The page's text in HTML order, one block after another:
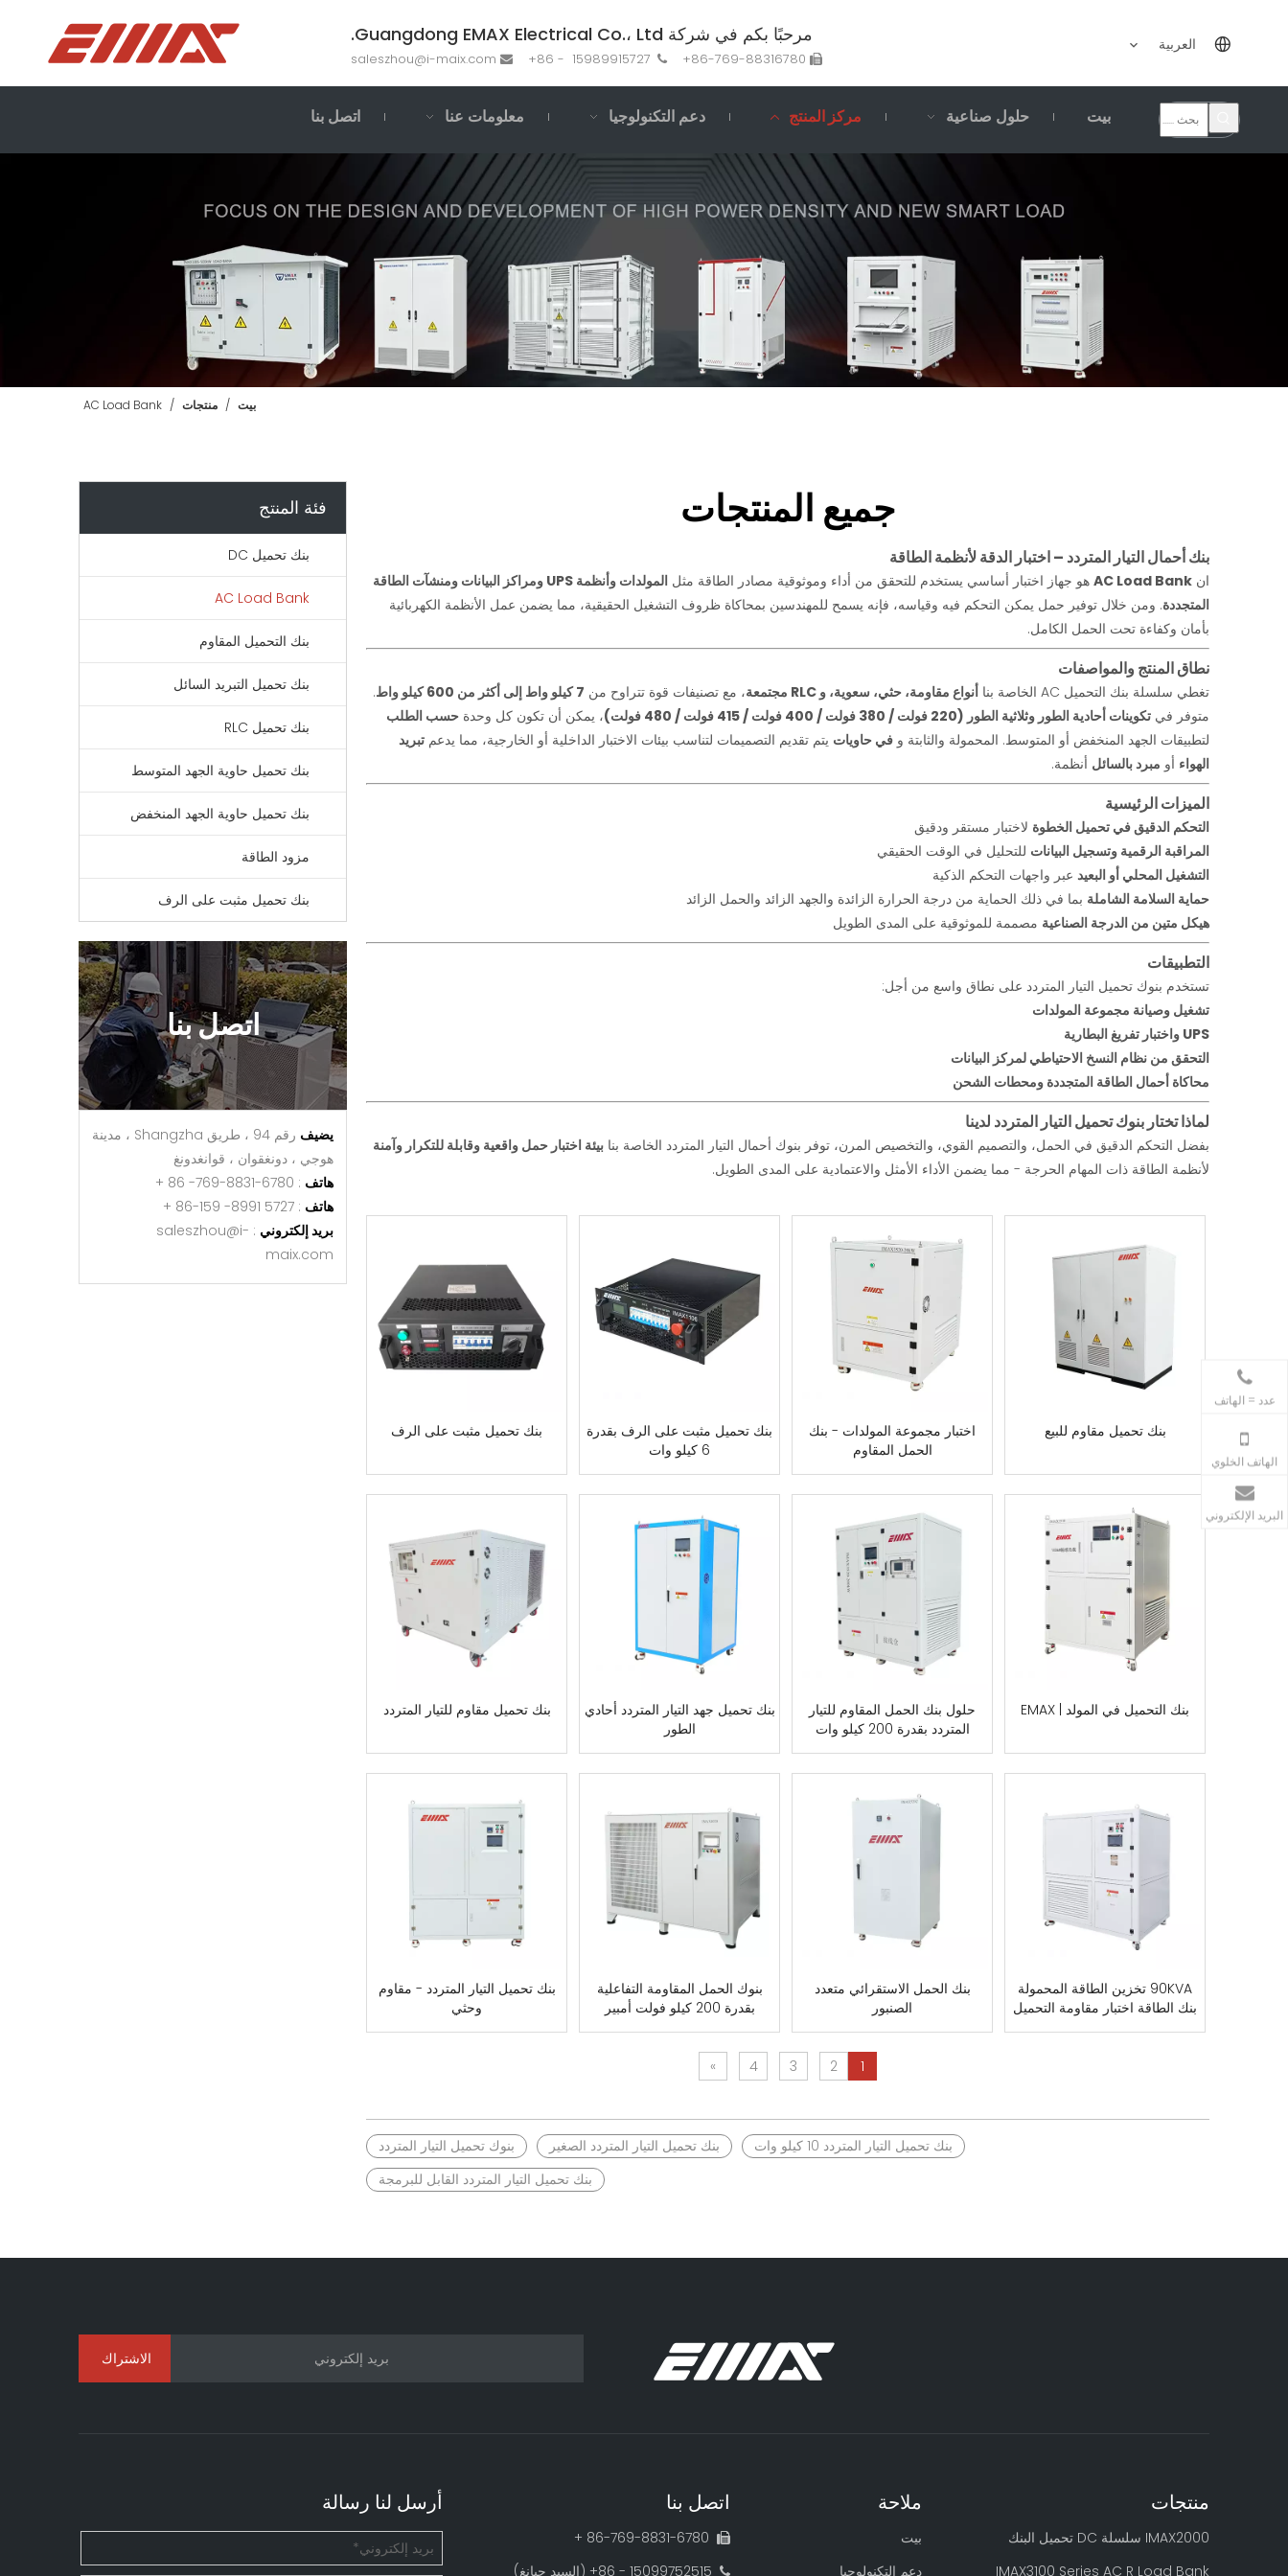
مرحبًا بكم في شركة Guangdong EMAX Electrical Co.، Ltd.



saleszhou@i-maix.com
العربية
بيت حلول صناعية مركز المنتج دعم التكنولوجيا معلومات عنا اتصل بنا
بيت / منتجات /
AC Load Bank
فئة المنتج
بنك تحميل DC
AC Load Bank
بنك التحميل المقاوم
بنك تحميل التبريد السائل
بنك تحميل RLC
بنك تحميل حاوية الجهد المتوسط
بنك تحميل حاوية الجهد المنخفض
مزود الطاقة
بنك تحميل مثبت على الرف
اتصل بنا
يضيف
رقم 94 ، طريق Shangzha ، مدينة
هوجي ، دونغقوان ، قوانغدونغ
هاتف : 6780-8831-769- 86 +
هاتف : 5727 8991- 159-86 +
بريد إلكتروني :
saleszhou@i-
maix.com
جميع المنتجات
بنك أحمال التيار المتردد – اختبار الدقة لأنظمة الطاقة
ان AC Load Bank هو جهاز اختبار أساسي يستخدم للتحقق من أداء وموثوقية مصادر الطاقة مثل
المولدات وأنظمة UPS ومراكز البيانات ومنشآت الطاقة
المتجددة. ومن خلال توفير حمل يمكن التحكم فيه وقياسه، فإنه يسمح للمهندسين بمحاكاة ظروف التشغيل الحقيقية، مما يضمن عمل الأنظمة الكهربائية
بأمان وكفاءة تحت الحمل الكامل.
نطاق المنتج والمواصفات
تغطي سلسلة بنك التحميل AC الخاصة بنا أنواع مقاومة، حثي، سعوية، و RLC مجتمعة ، مع تصنيفات قوة تتراوح من 7 كيلو واط إلى أكثر من 600 كيلو واط
.
متوفر في تكوينات أحادية الطور وثلاثية الطور (220 فولت / 380 فولت / 400 فولت / 415 فولت / 480 فولت) ، يمكن أن تكون كل وحدة حسب الطلب
لتطبيقات الجهد المنخفض أو المتوسط. المحمولة والثابتة و في حاويات يتم تقديم التصميمات لتناسب بيئات الاختبار الداخلية أو الخارجية، مما يدعم تبريد
الهواء أو مبرد بالسائل أنظمة.
الميزات الرئيسية
التحكم الدقيق في تحميل الخطوة لاختبار مستقر ودقيق
المراقبة الرقمية وتسجيل البيانات للتحليل في الوقت الحقيقي
التشغيل المحلي أو البعيد عبر واجهات التحكم الذكية
حماية السلامة الشاملة بما في ذلك الحماية من درجة الحرارة الزائدة والجهد الزائد والحمل الزائد
هيكل متين من الدرجة الصناعية مصممة للموثوقية على المدى الطويل
التطبيقات
تستخدم بنوك تحميل التيار المتردد على نطاق واسع من أجل:
تشغيل وصيانة مجموعة المولدات
UPS واختبار تفريغ البطارية
التحقق من نظام النسخ الاحتياطي لمركز البيانات
محاكاة أحمال الطاقة المتجددة ومحطات الشحن
لماذا تختار بنوك تحميل التيار المتردد لدينا
بفضل التحكم الدقيق في الحمل، والتصميم القوي، والتخصيص المرن، توفر بنوك أحمال التيار المتردد الخاصة بنا بيئة اختبار حمل واقعية وقابلة للتكرار وآمنة
لأنظمة الطاقة ذات المهام الحرجة - مما يضمن الأداء الأمثل والاعتمادية على المدى الطويل.
بنك تحميل مثبت على الرف
بنك تحميل مثبت على الرف بقدرة
6 كيلو وات
اختبار مجموعة المولدات - بنك
الحمل المقاوم
بنك تحميل مقاوم للبيع
بنك تحميل مقاوم للتيار المتردد
بنك تحميل جهد التيار المتردد أحادي
الطور
حلول بنك الحمل المقاوم للتيار
المتردد بقدرة 200 كيلو وات
بنك التحميل في المولد | EMAX
بنك تحميل التيار المتردد - مقاوم
وحثي
بنوك الحمل المقاومة التفاعلية
بقدرة 200 كيلو فولت أمبير
بنك الحمل الاستقرائي متعدد
الصنبور
90KVA تخزين الطاقة المحمولة
بنك الطاقة اختبار مقاومة التحميل
1
2
3
4
»
بنوك تحميل التيار المتردد بنك تحميل التيار المتردد الصغير
بنك تحميل التيار المتردد 10 كيلو وات
بنك تحميل التيار المتردد القابل للبرمجة
الاشتراك
منتجات
IMAX2000 سلسلة DC تحميل البنك
IMAX3100 Series AC R Load Bank
ملاحة
بيت
دعم التكنولوجيا
اتصل بنا


أرسل لنا رسالة
عدد = الهاتف
الهاتف الخلوي
البريد الإلكتروني